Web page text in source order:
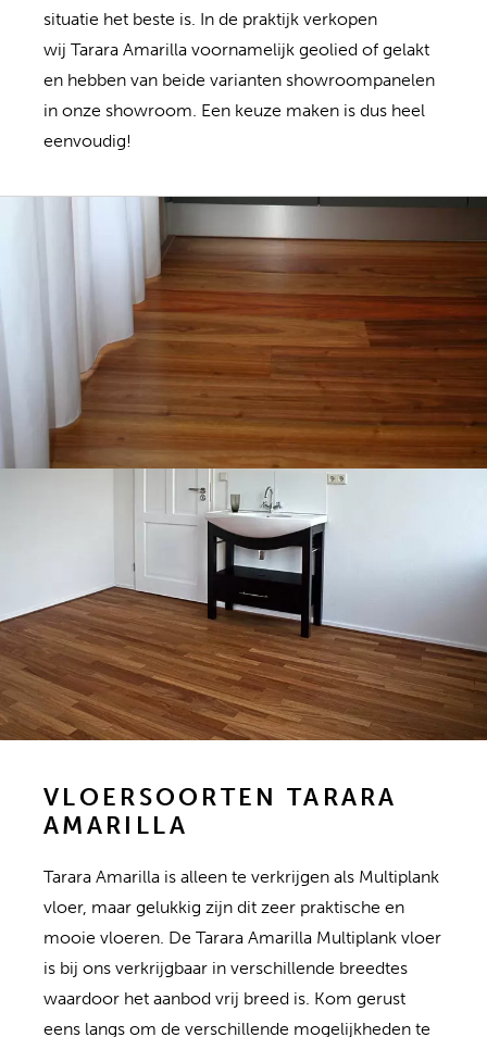
situatie het beste is. In de praktijk verkopen
wij Tarara Amarilla voornamelijk geolied of gelakt
en hebben van beide varianten showroompanelen
in onze showroom. Een keuze maken is dus heel
eenvoudig!
VLOERSOORTEN TARARA
AMARILLA
Tarara Amarilla is alleen te verkrijgen als Multiplank
vloer, maar gelukkig zijn dit zeer praktische en
mooie vloeren. De Tarara Amarilla Multiplank vloer
is bij ons verkrijgbaar in verschillende breedtes
waardoor het aanbod vrij breed is. Kom gerust
eens langs om de verschillende mogelijkheden te